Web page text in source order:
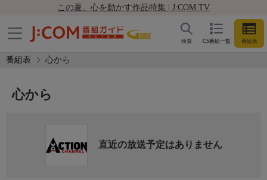
この夏、心を動かす作品特集 | J:COM TV
CS番組一覧 番組表
検索
番組表 心から
心から
直近の放送予定はありません